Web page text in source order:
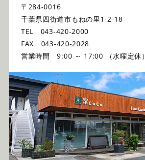
〒284-0016
千葉県四街道市もねの里1-2-18
TEL 043-420-2000
FAX 043-420-2028
営業時間 9:00 ～ 17:00 （水曜定休）